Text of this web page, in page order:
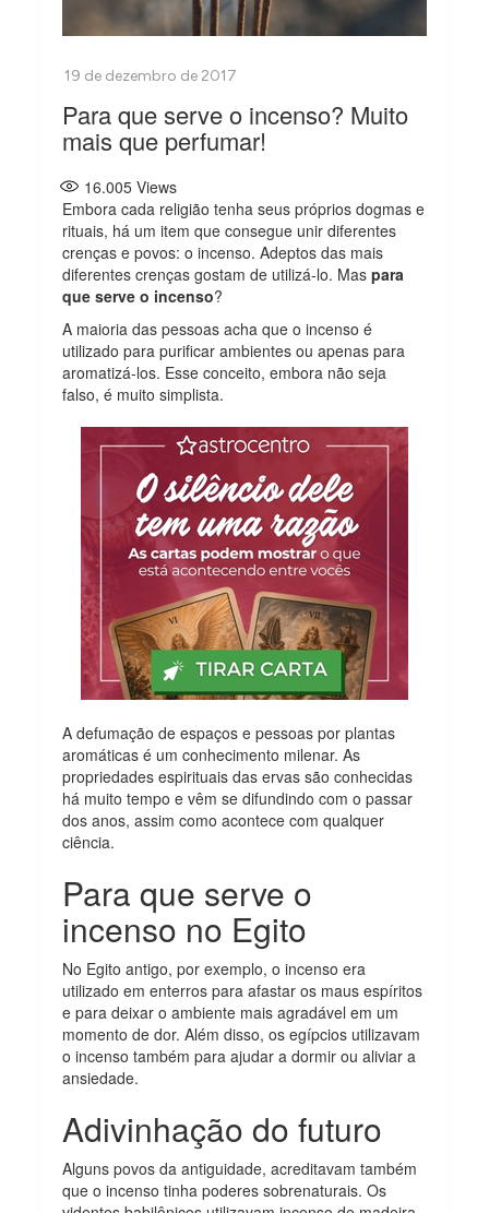
Para que serve o incenso? Muito
mais que perfumar!
16.005 Views
Embora cada religião tenha seus próprios dogmas e
rituais, há um item que consegue unir diferentes
crenças e povos: o incenso. Adeptos das mais
diferentes crenças gostam de utilizá-lo. Maspara
que serve o incenso?
A maioria das pessoas acha que o incenso é
utilizado para purificar ambientes ou apenas para
aromatizá-los. Esse conceito, embora não seja
falso, é muito simplista.
A defumação de espaços e pessoas por plantas
aromáticas é um conhecimento milenar. As
propriedades espirituais das ervas são conhecidas
há muito tempo e vêm se difundindo com o passar
dos anos, assim como acontece com qualquer
ciência.
Para que serve o
incenso no Egito
No Egito antigo, por exemplo, o incenso era
utilizado em enterros para afastar os maus espíritos
e para deixar o ambiente mais agradável em um
momento de dor. Além disso, os egípcios utilizavam
o incenso também para ajudar a dormir ou aliviar a
ansiedade.
Adivinhação do futuro
Alguns povos da antiguidade, acreditavam também
que o incenso tinha poderes sobrenaturais. Os